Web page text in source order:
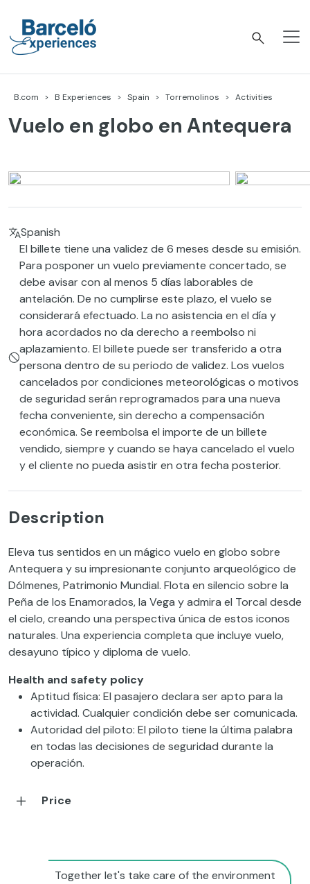
content
B.com B Experiences Spain Torremolinos Activities
Vuelo en globo en Antequera
Spanish
El billete tiene una validez de 6 meses desde su emisión.
Para posponer un vuelo previamente concertado, se
debe avisar con al menos 5 días laborables de
antelación. De no cumplirse este plazo, el vuelo se
considerará efectuado. La no asistencia en el día y
hora acordados no da derecho a reembolso ni
aplazamiento. El billete puede ser transferido a otra
persona dentro de su periodo de validez. Los vuelos
cancelados por condiciones meteorológicas o motivos
de seguridad serán reprogramados para una nueva
fecha conveniente, sin derecho a compensación
económica. Se reembolsa el importe de un billete
vendido, siempre y cuando se haya cancelado el vuelo
y el cliente no pueda asistir en otra fecha posterior.
Description
Eleva tus sentidos en un mágico vuelo en globo sobre
Antequera y su impresionante conjunto arqueológico de
Dólmenes, Patrimonio Mundial. Flota en silencio sobre la
Peña de los Enamorados, la Vega y admira el Torcal desde
el cielo, creando una perspectiva única de estos iconos
naturales. Una experiencia completa que incluye vuelo,
desayuno típico y diploma de vuelo.
Health and safety policy
Aptitud física: El pasajero declara ser apto para la
actividad. Cualquier condición debe ser comunicada.
Autoridad del piloto: El piloto tiene la última palabra
en todas las decisiones de seguridad durante la
operación.
Price
Together let's take care of the environment